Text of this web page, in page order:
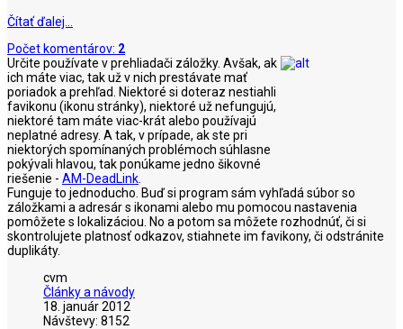
Čítať ďalej…
Počet komentárov: 2
Určite používate v prehliadači záložky. Avšak, ak
ich máte viac, tak už v nich prestávate mať
poriadok a prehľad. Niektoré si doteraz nestiahli
favikonu (ikonu stránky), niektoré už nefungujú,
niektoré tam máte viac-krát alebo používajú
neplatné adresy. A tak, v prípade, ak ste pri
niektorých spomínaných problémoch súhlasne
pokývali hlavou, tak ponúkame jedno šikovné
riešenie - AM-DeadLink
Funguje to jednoducho. Buď si program sám vyhľadá súbor so
záložkami a adresár s ikonami alebo mu pomocou nastavenia
pomôžete s lokalizáciou. No a potom sa môžete rozhodnúť, či si
skontrolujete platnosť odkazov, stiahnete im favikony, či odstránite
duplikáty.
cvm
Články a návody
18. január 2012
Návštevy: 8152